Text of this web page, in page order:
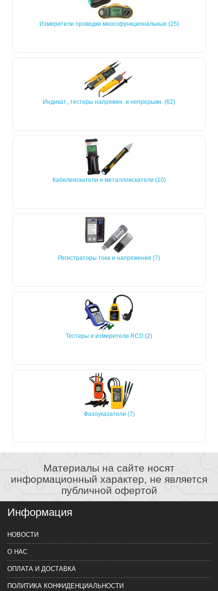
Измерители проводки многофункциональные (25)
Индикат., тестеры напряжен. и непрерывн. (62)
Кабелеискатели и металлоискатели (10)
Регистраторы тока и напряжения (7)
Тестеры и измерители RCD (2)
Фазоуказатели (7)
Материалы на сайте носят
информационный характер, не является
публичной офертой
Информация
НОВОСТИ
О НАС
ОПЛАТА И ДОСТАВКА
ПОЛИТИКА КОНФИДЕНЦИАЛЬНОСТИ